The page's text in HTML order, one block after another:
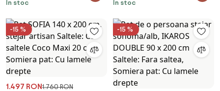
În stoc
În stoc
-15 %
1.497 RON1.760 RON
-15 %